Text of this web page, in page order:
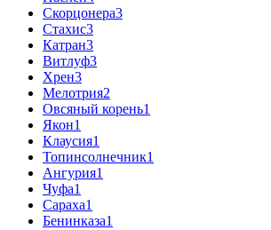
Скорцонера3
Стахис3
Катран3
Витлуф3
Хрен3
Мелотрия2
Овсяный корень1
Якон1
Клаусия1
Топинсолнечник1
Ангурия1
Чуфа1
Сараха1
Бенинказа1